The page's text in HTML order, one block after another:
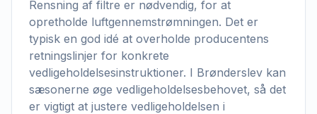
Rensning af filtre er nødvendig, for at
opretholde luftgennemstrømningen. Det er
typisk en god idé at overholde producentens
retningslinjer for konkrete
vedligeholdelsesinstruktioner. I Brønderslev kan
sæsonerne øge vedligeholdelsesbehovet, så det
er vigtigt at justere vedligeholdelsen i